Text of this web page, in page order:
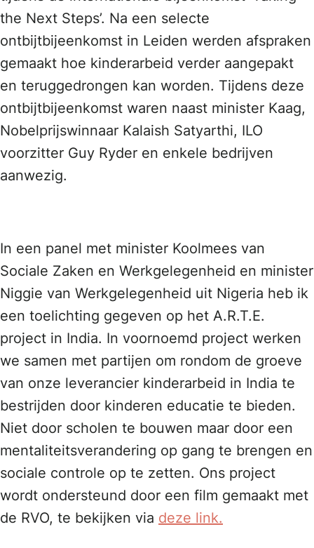
the Next Steps’. Na een selecte
ontbijtbijeenkomst in Leiden werden afspraken
gemaakt hoe kinderarbeid verder aangepakt
en teruggedrongen kan worden. Tijdens deze
ontbijtbijeenkomst waren naast minister Kaag,
Nobelprijswinnaar Kalaish Satyarthi, ILO
voorzitter Guy Ryder en enkele bedrijven
aanwezig.
In een panel met minister Koolmees van
Sociale Zaken en Werkgelegenheid en minister
Niggie van Werkgelegenheid uit Nigeria heb ik
een toelichting gegeven op het A.R.T.E.
project in India. In voornoemd project werken
we samen met partijen om rondom de groeve
van onze leverancier kinderarbeid in India te
bestrijden door kinderen educatie te bieden.
Niet door scholen te bouwen maar door een
mentaliteitsverandering op gang te brengen en
sociale controle op te zetten. Ons project
wordt ondersteund door een film gemaakt met
de RVO, te bekijken via deze link.